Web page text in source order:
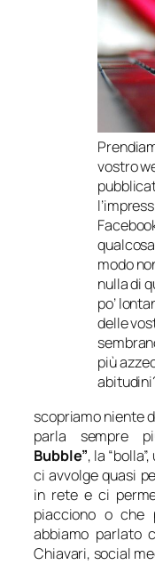
vostro
modo
nulla di
po’
delle
più
scopriamo niente
parla sempre
Bubble”, la
ci avvolge quasi
in rete e ci
piacciono o che
abbiamo parlato
Chiavari, social